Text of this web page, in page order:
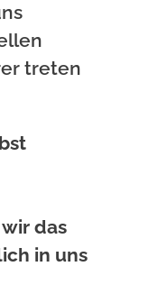
treten
das
in uns